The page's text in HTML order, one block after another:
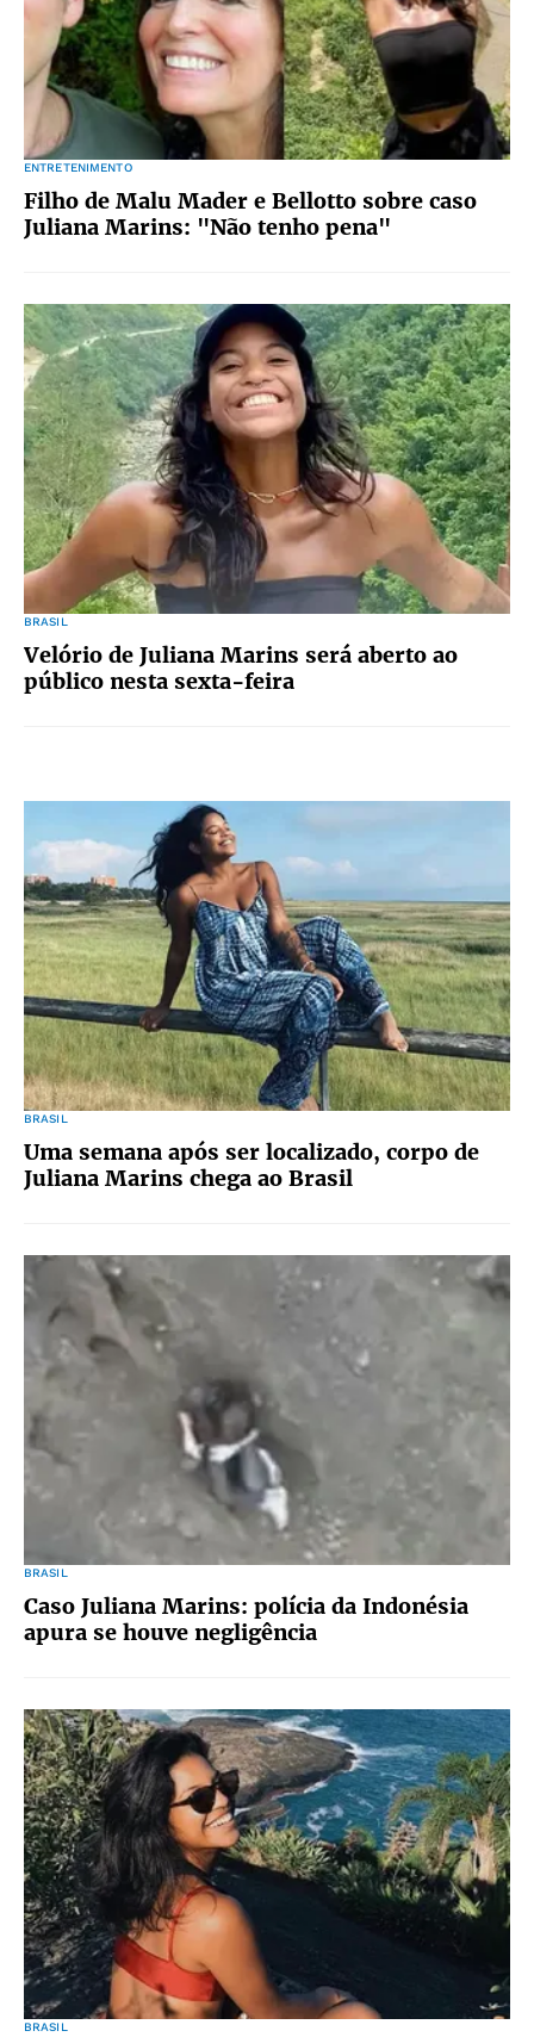
ENTRETENIMENTO
Filho de Malu Mader e Bellotto sobre caso
Juliana Marins: "Não tenho pena"
BRASIL
Velório de Juliana Marins será aberto ao
público nesta sexta-feira
BRASIL
Uma semana após ser localizado, corpo de
Juliana Marins chega ao Brasil
BRASIL
Caso Juliana Marins: polícia da Indonésia
apura se houve negligência
BRASIL